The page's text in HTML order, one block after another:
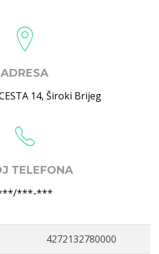
ADRESA
14, Široki Brijeg
TELEFONA
***-***
4272132780000